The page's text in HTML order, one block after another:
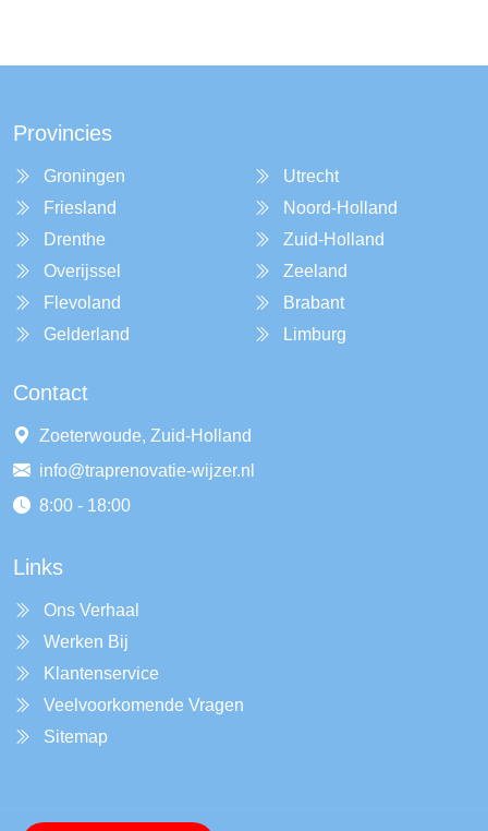
Provincies
Groningen
Friesland
Drenthe
Overijssel
Flevoland
Gelderland
Utrecht
Noord-Holland
Zuid-Holland
Zeeland
Brabant
Limburg
Contact
Zoeterwoude, Zuid-Holland
info@traprenovatie-wijzer.nl
8:00 - 18:00
Links
Ons Verhaal
Werken Bij
Klantenservice
Veelvoorkomende Vragen
Sitemap